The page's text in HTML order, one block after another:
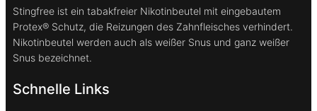
Stingfree ist ein tabakfreier Nikotinbeutel mit eingebautem
Protex® Schutz, die Reizungen des Zahnfleisches verhindert.
Nikotinbeutel werden auch als weißer Snus und ganz weißer
Snus bezeichnet.
Schnelle Links